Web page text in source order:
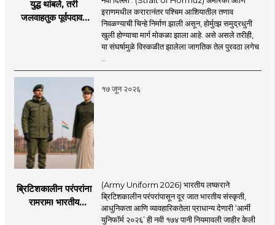
युद्ध थांबले, तरी
जलवाहतुक पूर्वपदावर
चिंता.
इराणमधील करारानंतर पश्चिम आशियातील तणाव
निवळण्याची चिन्हे निर्माण झाली असून, होर्मुत्झ समुद्रधुनी
खुली होण्याचा मार्ग मोकळा झाला आहे. असे असले तरीही,
या संघर्षामुळे विस्कळीत झालेला जागतिक तेल पुरवठा लगेच
१७ जून २०२६
ब्रिटिशकालीन परंपरांना
रामराम! भारतीय
(Army Uniform 2026) भारतीय लष्कराने
ब्रिटिशकालीन परंपरांपासून दूर जात भारतीय संस्कृती,
आधुनिकता आणि व्यावहारिकतेला प्राधान्य देणारी ‘आर्मी
युनिफॉर्म २०२६’ ही नवी १७४ पानी नियमावली जाहीर केली